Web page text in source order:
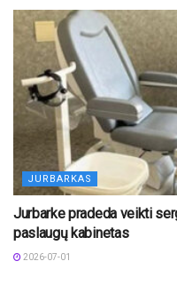
JURBARKAS
Jurbarke pradeda veikti
paslaugų kabinetas
2026-07-01